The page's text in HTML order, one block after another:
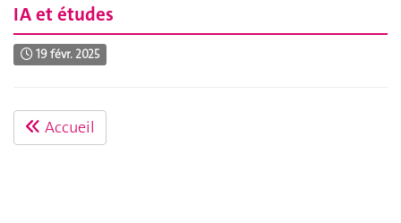
IA et études
19 févr. 2025
Accueil